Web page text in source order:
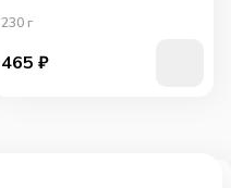
230 г
465 ₽